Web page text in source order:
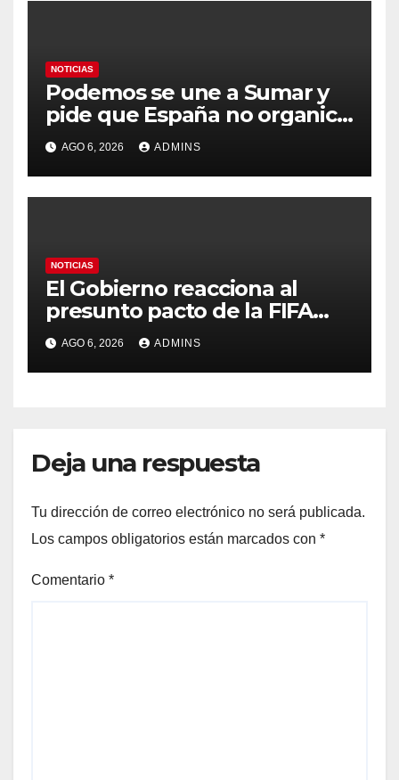
NOTICIAS
Podemos se une a Sumar y
pide que España no organice
el Mundial 2030 con
Marruecos por «atentar
contra la soberanía nacional»
AGO 6, 2026 ADMINS
NOTICIAS
El Gobierno reacciona al
presunto pacto de la FIFA
con Marruecos para acoger
la final del Mundial 2030:
«Tiene que ser en España»
AGO 6, 2026 ADMINS
Deja una respuesta
Tu dirección de correo electrónico no será publicada.
Los campos obligatorios están marcados con *
Comentario *